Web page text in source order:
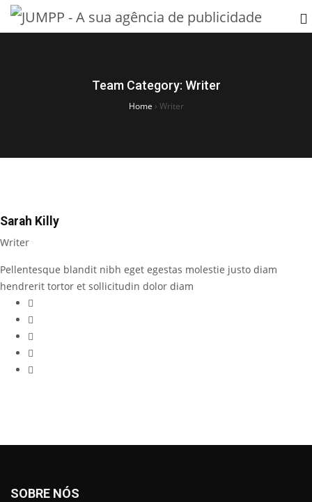
Team Category: Writer
Home › Writer
Sarah Killy
Writer
Pellentesque blandit nibh eget egestas molestie justo diam
hendrerit tortor et sollicitudin dolor diam
SOBRE NÓS